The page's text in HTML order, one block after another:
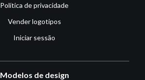
Política de privacidade
Vender logotipos
Iniciar sessão
Modelos de design